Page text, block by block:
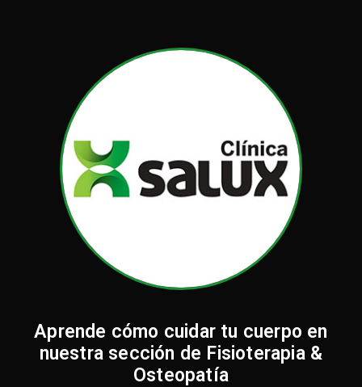
Aprende cómo cuidar tu cuerpo en
nuestra sección de Fisioterapia &
Osteopatía